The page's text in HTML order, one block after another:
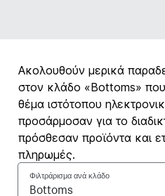
Ακολουθούν μερικά
στον κλάδο «Bottoms»
θέμα ιστότοπου
προσάρμοσαν για το
πρόσθεσαν προϊόντα και
πληρωμές.
Φιλτράρισμα ανά κλάδο